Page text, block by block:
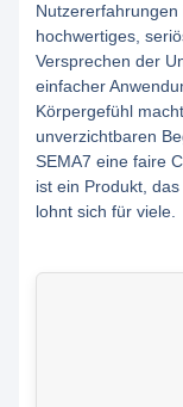
hochwertiges,
Versprechen der
einfacher
Körpergefühl
unverzichtbaren
SEMA7 eine faire
ist ein Produkt,
lohnt sich für viele.